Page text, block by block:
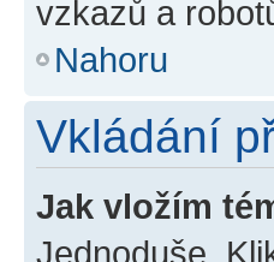
vzkazů a
Nahoru
Vkládání
Jak vložím
Jednoduše.